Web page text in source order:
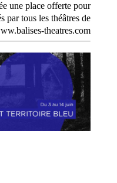
une place offerte pour
par tous les théâtres de
theatres.com